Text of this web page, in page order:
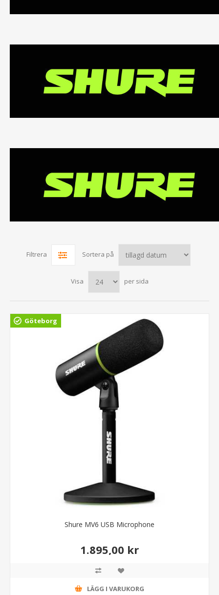
Filtrera Sortera på
Visa per sida
Göteborg
Shure MV6 USB Microphone
1.895,00 kr
LÄGG I VARUKORG